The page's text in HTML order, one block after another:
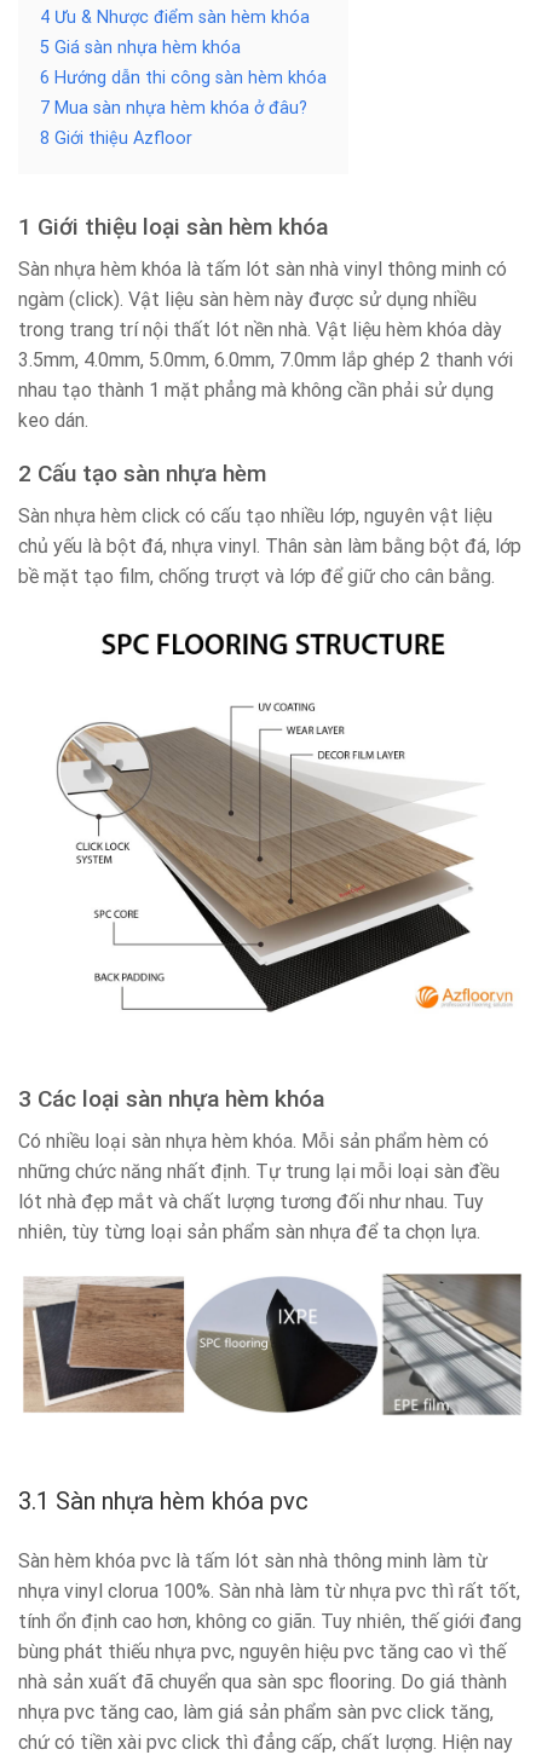
4 Ưu & Nhược điểm sàn hèm khóa
5 Giá sàn nhựa hèm khóa
6 Hướng dẫn thi công sàn hèm khóa
7 Mua sàn nhựa hèm khóa ở đâu?
8 Giới thiệu Azfloor
1 Giới thiệu loại sàn hèm khóa
Sàn nhựa hèm khóa là tấm lót sàn nhà vinyl thông minh có
ngàm (click). Vật liệu sàn hèm này được sử dụng nhiều
trong trang trí nội thất lót nền nhà. Vật liệu hèm khóa dày
3.5mm, 4.0mm, 5.0mm, 6.0mm, 7.0mm lắp ghép 2 thanh với
nhau tạo thành 1 mặt phẳng mà không cần phải sử dụng
keo dán.
2 Cấu tạo sàn nhựa hèm
Sàn nhựa hèm click có cấu tạo nhiều lớp, nguyên vật liệu
chủ yếu là bột đá, nhựa vinyl. Thân sàn làm bằng bột đá, lớp
bề mặt tạo film, chống trượt và lớp để giữ cho cân bằng.
3 Các loại sàn nhựa hèm khóa
Có nhiều loại sàn nhựa hèm khóa. Mỗi sản phẩm hèm có
những chức năng nhất định. Tự trung lại mỗi loại sàn đều
lót nhà đẹp mắt và chất lượng tương đối như nhau. Tuy
nhiên, tùy từng loại sản phẩm sàn nhựa để ta chọn lựa.
3.1 Sàn nhựa hèm khóa pvc
Sàn hèm khóa pvc là tấm lót sàn nhà thông minh làm từ
nhựa vinyl clorua 100%. Sàn nhà làm từ nhựa pvc thì rất tốt,
tính ổn định cao hơn, không co giãn. Tuy nhiên, thế giới đang
bùng phát thiếu nhựa pvc, nguyên hiệu pvc tăng cao vì thế
nhà sản xuất đã chuyển qua sàn spc flooring. Do giá thành
nhựa pvc tăng cao, làm giá sản phẩm sàn pvc click tăng,
chứ có tiền xài pvc click thì đẳng cấp, chất lượng. Hiện nay